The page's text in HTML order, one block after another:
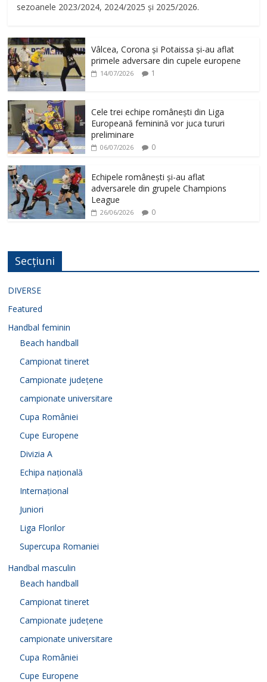
sezoanele 2023/2024, 2024/2025 și 2025/2026.
Vâlcea, Corona și Potaissa și-au aflat
primele adversare din cupele europene
14/07/2026 1
Cele trei echipe românești din Liga
Europeană feminină vor juca tururi
preliminare
06/07/2026 0
Echipele românești și-au aflat
adversarele din grupele Champions
League
26/06/2026 0
Secțiuni
DIVERSE
Featured
Handbal feminin
Beach handball
Campionat tineret
Campionate județene
campionate universitare
Cupa României
Cupe Europene
Divizia A
Echipa națională
Internațional
Juniori
Liga Florilor
Supercupa Romaniei
Handbal masculin
Beach handball
Campionat tineret
Campionate județene
campionate universitare
Cupa României
Cupe Europene